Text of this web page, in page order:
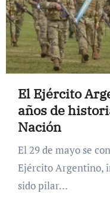
El Ejército
años de
Nación
El 29 de mayo se conmemora la creación del
Ejército Argentino,
sido pilar…